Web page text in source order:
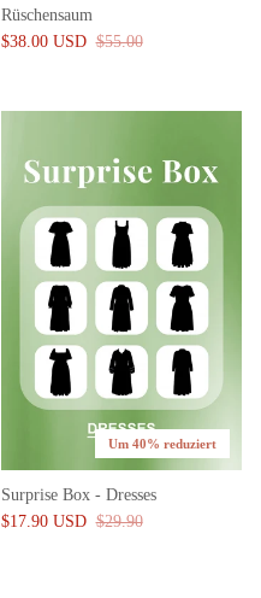
Rüschensaum
$38.00 USD $55.00
Um 40% reduziert
Surprise Box - Dresses
$17.90 USD $29.90